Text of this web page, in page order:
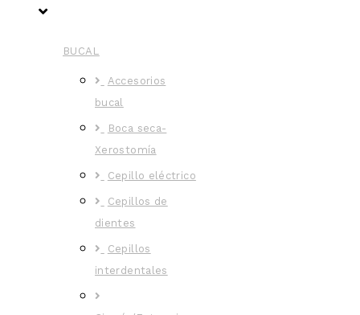
BUCAL
Accesorios
bucal
Boca seca-
Xerostomía
Cepillo eléctrico
Cepillos de
dientes
Cepillos
interdentales